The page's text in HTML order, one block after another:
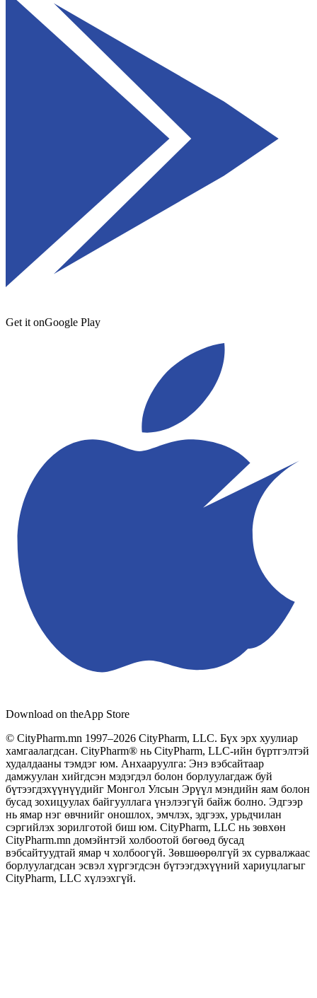
Get it onGoogle Play
Download on theApp Store
© CityPharm.mn 1997–2026 CityPharm, LLC. Бүх эрх хуулиар
хамгаалагдсан. CityPharm® нь CityPharm, LLC-ийн бүртгэлтэй
худалдааны тэмдэг юм. Анхааруулга: Энэ вэбсайтаар
дамжуулан хийгдсэн мэдэгдэл болон борлуулагдаж буй
бүтээгдэхүүнүүдийг Монгол Улсын Эрүүл мэндийн яам болон
бусад зохицуулах байгууллага үнэлээгүй байж болно. Эдгээр
нь ямар нэг өвчнийг оношлох, эмчлэх, эдгээх, урьдчилан
сэргийлэх зорилготой биш юм. CityPharm, LLC нь зөвхөн
CityPharm.mn домэйнтэй холбоотой бөгөөд бусад
вэбсайтуудтай ямар ч холбоогүй. Зөвшөөрөлгүй эх сурвалжаас
борлуулагдсан эсвэл хүргэгдсэн бүтээгдэхүүний хариуцлагыг
CityPharm, LLC хүлээхгүй.